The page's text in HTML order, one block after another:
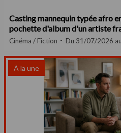
Casting mannequin typée afro
pochette d'album d'un artiste
Cinéma / Fiction Du 31/07/2026
À la une